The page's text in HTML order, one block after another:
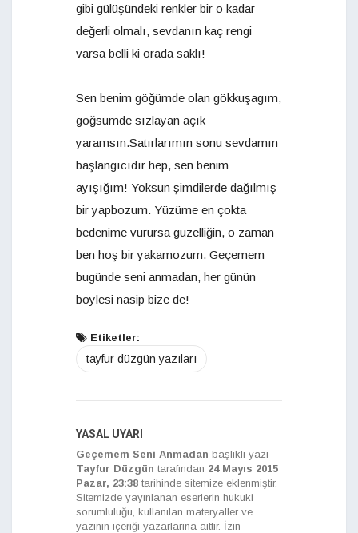
gibi gülüşündeki renkler bir o kadar
değerli olmalı, sevdanın kaç rengi
varsa belli ki orada saklı!
Sen benim göğümde olan gökkuşagım,
göğsümde sızlayan açık
yaramsın.Satırlarımın sonu sevdamın
başlangıcıdır hep, sen benim
ayışığım! Yoksun şimdilerde dağılmış
bir yapbozum. Yüzüme en çokta
bedenime vurursa güzelliğin, o zaman
ben hoş bir yakamozum. Geçemem
bugünde seni anmadan, her günün
böylesi nasip bize de!
Etiketler:
tayfur düzgün yazıları
YASAL UYARI
Geçemem Seni Anmadan başlıklı yazı
Tayfur Düzgün tarafından 24 Mayıs 2015
Pazar, 23:38 tarihinde sitemize eklenmiştir.
Sitemizde yayınlanan eserlerin hukuki
sorumluluğu, kullanılan materyaller ve
yazının içeriği yazarlarına aittir. İzin